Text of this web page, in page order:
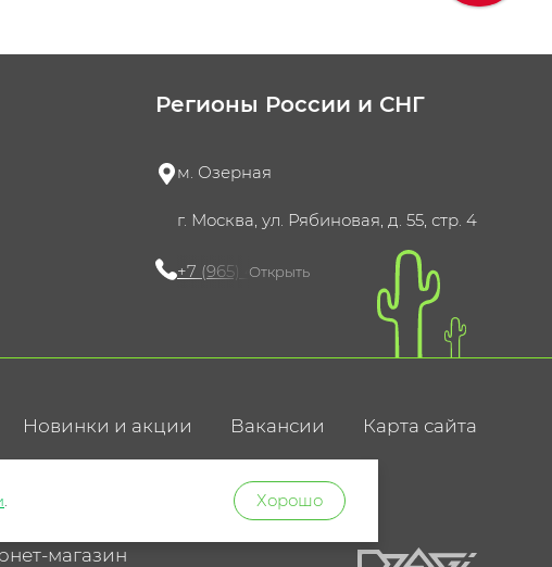
Регионы России и СНГ
м. Озерная
г. Москва, ул. Рябиновая, д. 55, стр. 4
+7 (965) 420-10-10
Открыть
Новинки и акции Вакансии Карта сайта
магазин
Хорошо